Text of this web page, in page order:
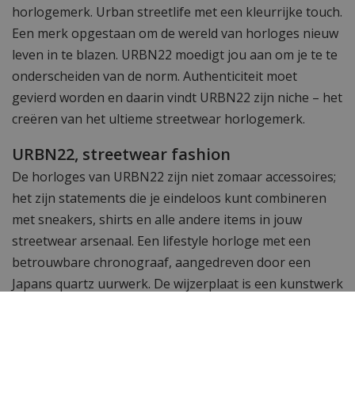
horlogemerk. Urban streetlife met een kleurrijke touch.
Een merk opgestaan om de wereld van horloges nieuw
leven in te blazen. URBN22 moedigt jou aan om je te te
onderscheiden van de norm. Authenticiteit moet
gevierd worden en daarin vindt URBN22 zijn niche – het
creëren van het ultieme streetwear horlogemerk.
URBN22, streetwear fashion
De horloges van URBN22 zijn niet zomaar accessoires;
het zijn statements die je eindeloos kunt combineren
met sneakers, shirts en alle andere items in jouw
streetwear arsenaal. Een lifestyle horloge met een
betrouwbare chronograaf, aangedreven door een
Japans quartz uurwerk. De wijzerplaat is een kunstwerk